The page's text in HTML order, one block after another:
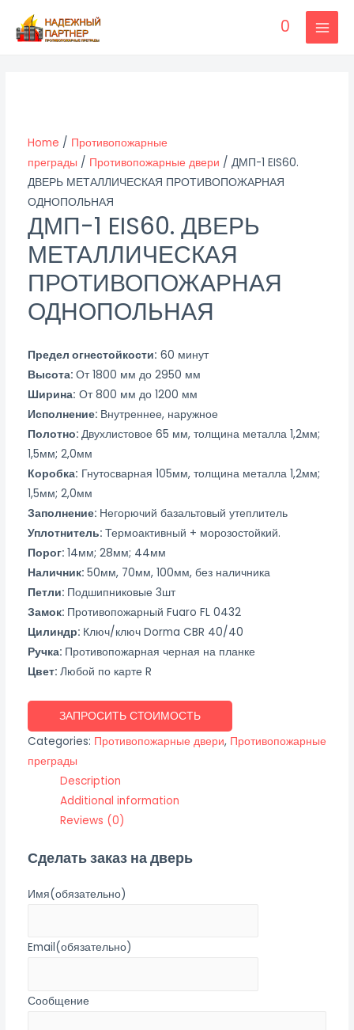
0
Home / Противопожарные
преграды / Противопожарные двери / ДМП-1 EIS60.
ДВЕРЬ МЕТАЛЛИЧЕСКАЯ ПРОТИВОПОЖАРНАЯ
ОДНОПОЛЬНАЯ
ДМП-1 EIS60. ДВЕРЬ
МЕТАЛЛИЧЕСКАЯ
ПРОТИВОПОЖАРНАЯ
ОДНОПОЛЬНАЯ
Предел огнестойкости: 60 минут
Высота: От 1800 мм до 2950 мм
Ширина: От 800 мм до 1200 мм
Исполнение: Внутреннее, наружное
Полотно: Двухлистовое 65 мм, толщина металла 1,2мм;
1,5мм; 2,0мм
Коробка: Гнутосварная 105мм, толщина металла 1,2мм;
1,5мм; 2,0мм
Заполнение: Негорючий базальтовый утеплитель
Уплотнитель: Термоактивный + морозостойкий.
Порог: 14мм; 28мм; 44мм
Наличник: 50мм, 70мм, 100мм, без наличника
Петли: Подшипниковые 3шт
Замок: Противопожарный Fuaro FL 0432
Цилиндр: Ключ/ключ Dorma CBR 40/40
Ручка: Противопожарная черная на планке
Цвет: Любой по карте R
ЗАПРОСИТЬ СТОИМОСТЬ
Categories: Противопожарные двери, Противопожарные
преграды
Description
Additional information
Reviews (0)
Сделать заказ на дверь
Имя(обязательно)
Email(обязательно)
Сообщение